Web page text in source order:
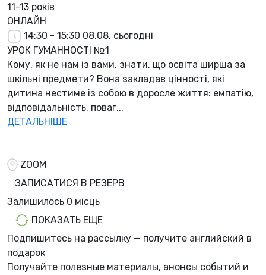
11-13 років
ОНЛАЙН
14:30 - 15:30 08.08, сьогодні
УРОК ГУМАННОСТІ №1
Кому, як не нам із вами, знати, що освіта ширша за
шкільні предмети? Вона закладає цінності, які
дитина нестиме із собою в доросле життя: емпатію,
відповідальність, поваг...
ДЕТАЛЬНІШЕ
ZOOM
ЗАПИСАТИСЯ В РЕЗЕРВ
Залишилось 0 місць
ПОКАЗАТЬ ЕЩЕ
Подпишитесь на рассылку — получите английский в
подарок
Получайте полезные материалы, анонсы событий и